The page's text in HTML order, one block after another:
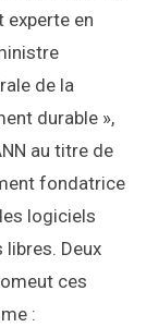
experte en
de la
durable »,
au titre de
fondatrice
logiciels
Deux
ces
: